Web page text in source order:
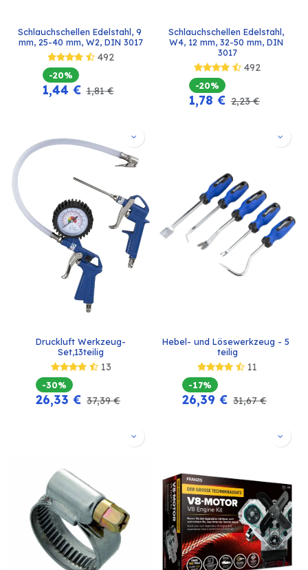
Schlauchschellen Edelstahl, 9
mm, 25-40 mm, W2, DIN 3017
492
-20%
1,44 € 1,81€
Schlauchschellen Edelstahl,
W4, 12 mm, 32-50 mm, DIN
3017
492
-20%
1,78 € 2,23€
Druckluft Werkzeug-
Set,13teilig
13
-30%
26,33 € 37,39€
Hebel- und Lösewerkzeug - 5
teilig
11
-17%
26,39 € 31,67€